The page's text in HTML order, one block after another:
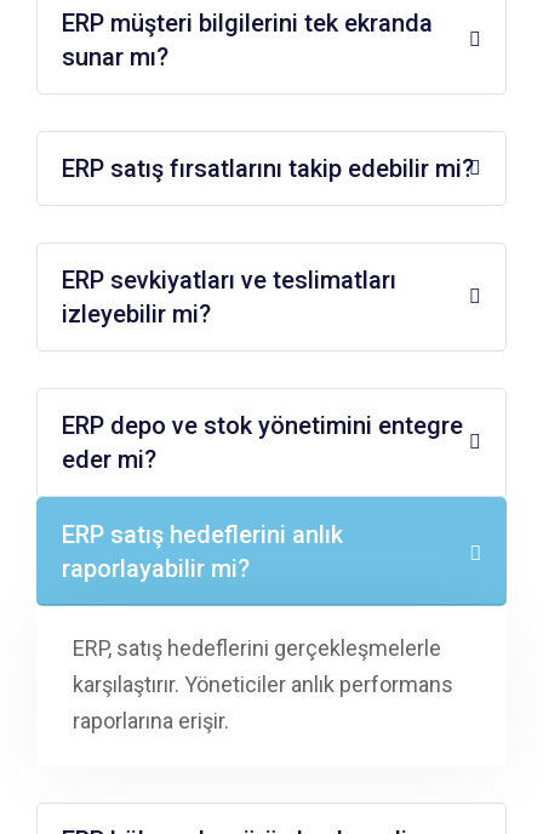
ERP müşteri bilgilerini tek ekranda
sunar mı?
ERP satış fırsatlarını takip edebilir mi?
ERP sevkiyatları ve teslimatları
izleyebilir mi?
ERP depo ve stok yönetimini entegre
eder mi?
ERP satış hedeflerini anlık
raporlayabilir mi?
ERP, satış hedeflerini gerçekleşmelerle
karşılaştırır. Yöneticiler anlık performans
raporlarına erişir.